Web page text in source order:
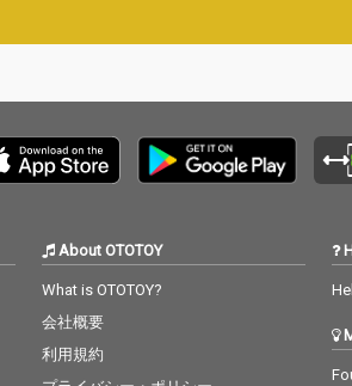
About OTOTOY
What is OTOTOY?
会社概要
利用規約